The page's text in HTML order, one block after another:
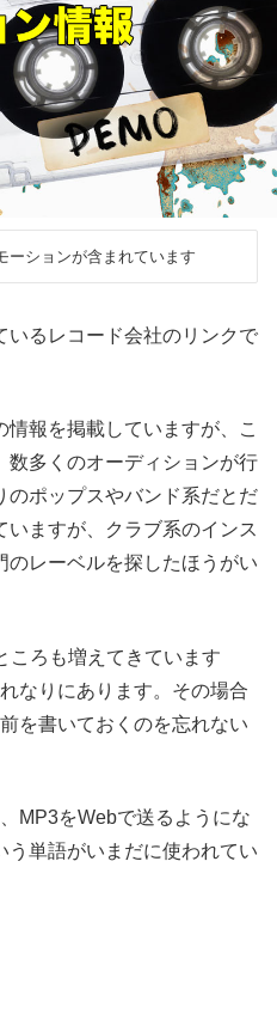
ーションが含まれています
いるレコード会社のリンクで
報を掲載していますが、こ
数多くのオーディションが行
のポップスやバンド系だとだ
ますが、クラブ系のインス
のレーベルを探したほうがい
ころも増えてきています
なりにあります。その場合
を書いておくのを忘れない
MP3をWebで送るようにな
う単語がいまだに使われてい